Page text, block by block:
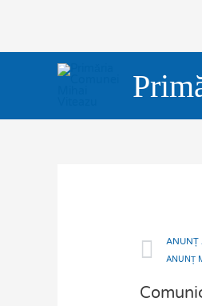
ANUNȚ
ANUNȚ